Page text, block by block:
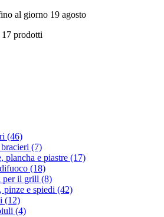
al giorno 19 agosto
prodotti
(46)
(7)
plancha e piastre (17)
(18)
per il grill (8)
pinze e spiedi (42)
(12)
(4)